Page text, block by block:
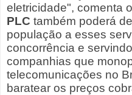
eletricidade", comenta
PLC também poderá
população a esses
concorrência e
companhias que
telecomunicações no
baratear os preços